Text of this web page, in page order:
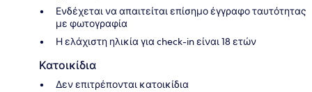
Ενδέχεται να απαιτείται επίσημο έγγραφο ταυτότητας
με φωτογραφία
Η ελάχιστη ηλικία για check-in είναι 18 ετών
Κατοικίδια
Δεν επιτρέπονται κατοικίδια